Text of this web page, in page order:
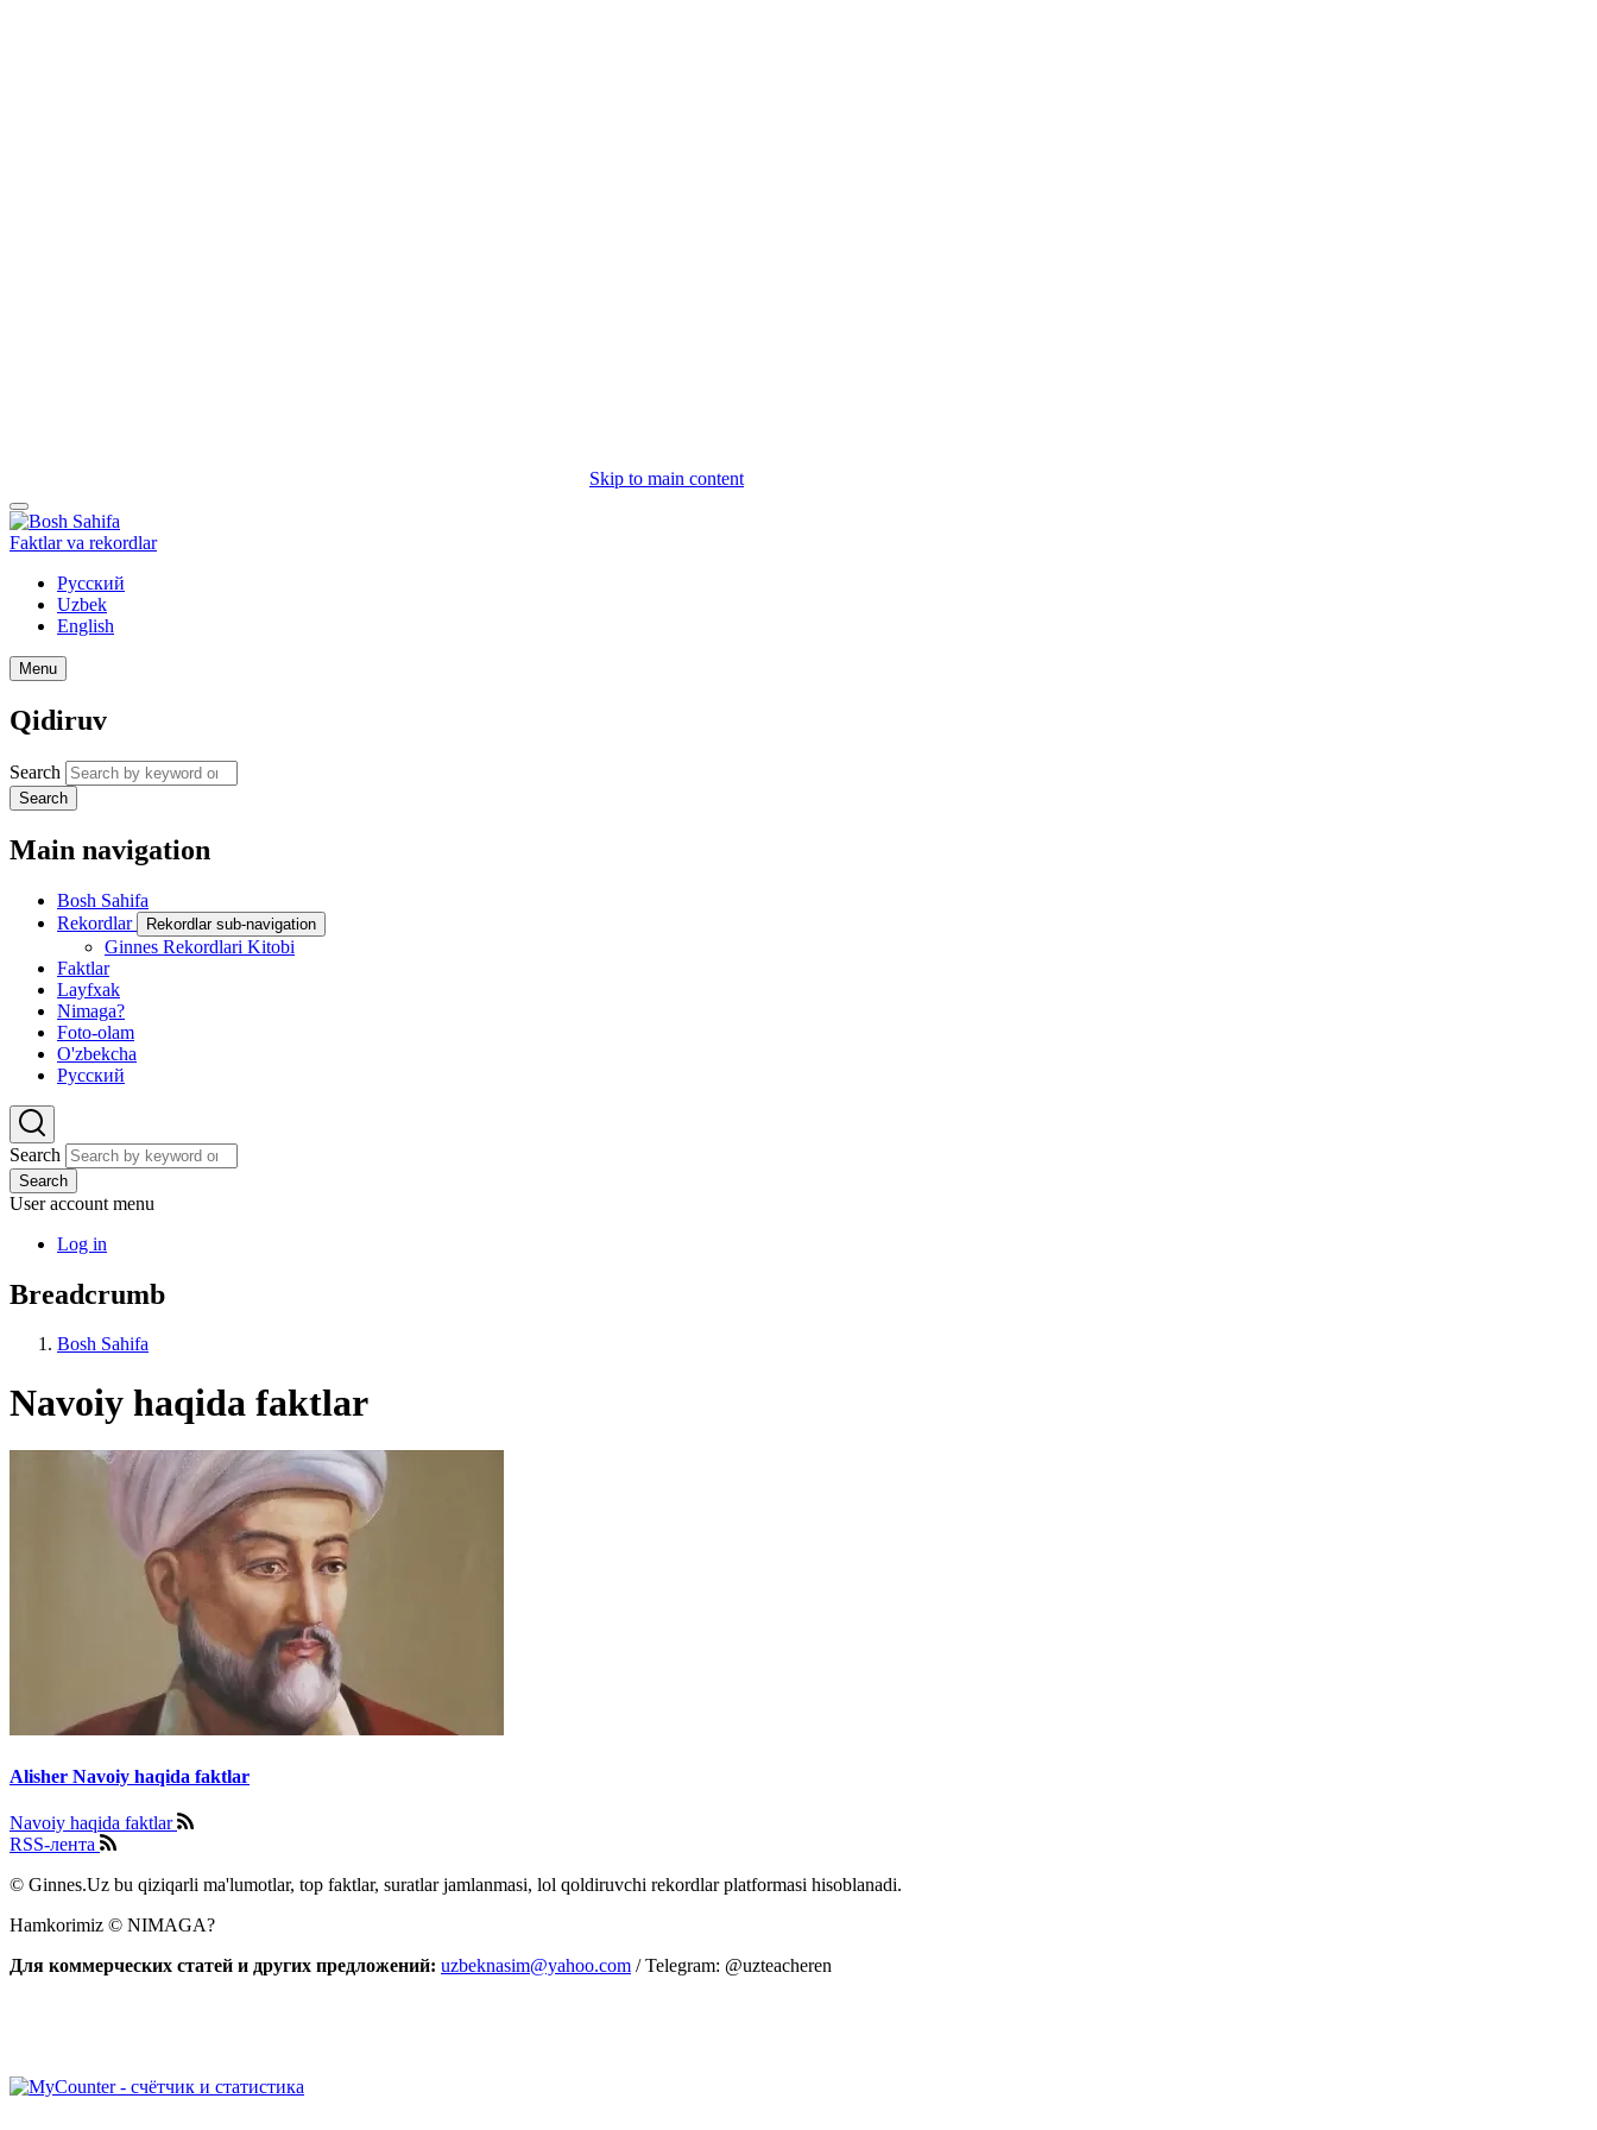
Skip to main content
Faktlar va rekordlar
Русский
Uzbek
English
Menu
Qidiruv
Search
Search
Main navigation
Bosh Sahifa
Rekordlar
Rekordlar sub-navigation
Ginnes Rekordlari Kitobi
Faktlar
Layfxak
Nimaga?
Foto-olam
O'zbekcha
Русский
Search
Search
User account menu
Log in
Breadcrumb
Bosh Sahifa
Navoiy haqida faktlar
Alisher Navoiy haqida faktlar
Navoiy haqida faktlar
RSS-лента
© Ginnes.Uz bu qiziqarli ma'lumotlar, top faktlar, suratlar jamlanmasi, lol qoldiruvchi rekordlar platformasi hisoblanadi.
Hamkorimiz © NIMAGA?
Для коммерческих статей и других предложений: uzbeknasim@yahoo.com / Telegram: @uzteacheren